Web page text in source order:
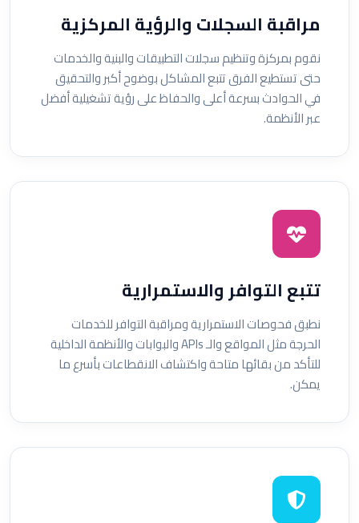
مراقبة السجلات والرؤية المركزية
نقوم بمركزة وتنظيم سجلات التطبيقات والبنية والخدمات
حتى تستطيع الفرق تتبع المشاكل بوضوح أكبر والتحقيق
في الحوادث بسرعة أعلى والحفاظ على رؤية تشغيلية أفضل
عبر الأنظمة.
تتبع التوافر والاستمرارية
نطبق فحوصات الاستمرارية ومراقبة التوافر للخدمات
الحرجة مثل المواقع والـ APIs والبوابات والأنظمة الداخلية
للتأكد من بقائها متاحة واكتشاف الانقطاعات بأسرع ما
يمكن.